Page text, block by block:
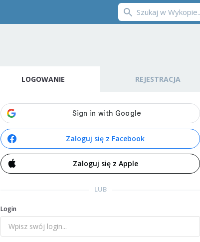
LOGOWANIE REJESTRACJA
Zaloguj się z Facebook
Zaloguj się z Apple
LUB
Login